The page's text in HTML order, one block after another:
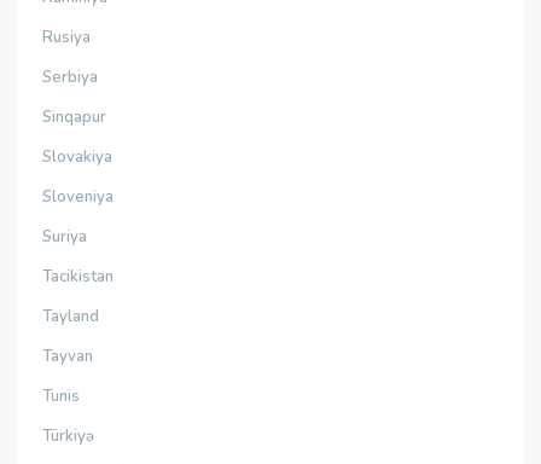
Rusiya
Serbiya
Sinqapur
Slovakiya
Sloveniya
Suriya
Tacikistan
Tayland
Tayvan
Tunis
Türkiyə